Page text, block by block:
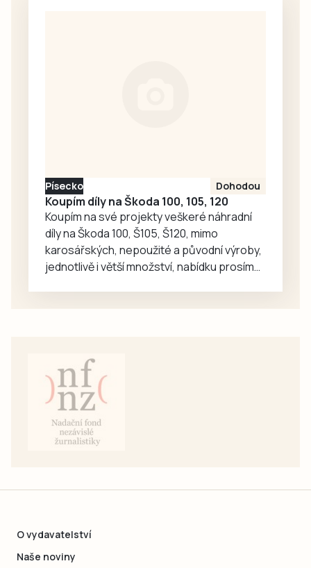
dosavadní
průběh…
Písecko Dohodou
Koupím díly na Škoda 100, 105, 120
Koupím na své projekty veškeré náhradní
díly na Škoda 100, Š105, Š120, mimo
karosářských, nepoužité a původní výroby,
jednotlivě i větší množství, nabídku prosím
O vydavatelství
Naše noviny